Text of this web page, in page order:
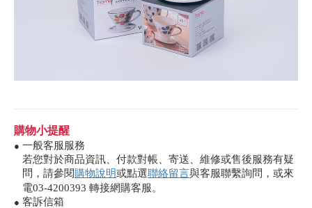
購物小提醒
● 一般客服服務
若您對於商品資訊、付款對帳、寄送、維修或售後服務有疑
問，請參閱購物說明或點選聯絡留言與客服聯繫詢問，或來
電03-4200393 轉接網購客服。
● 客訴信箱